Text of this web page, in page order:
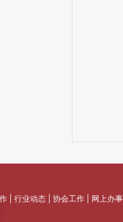
| 行业动态 | 协会工作 | 网上办